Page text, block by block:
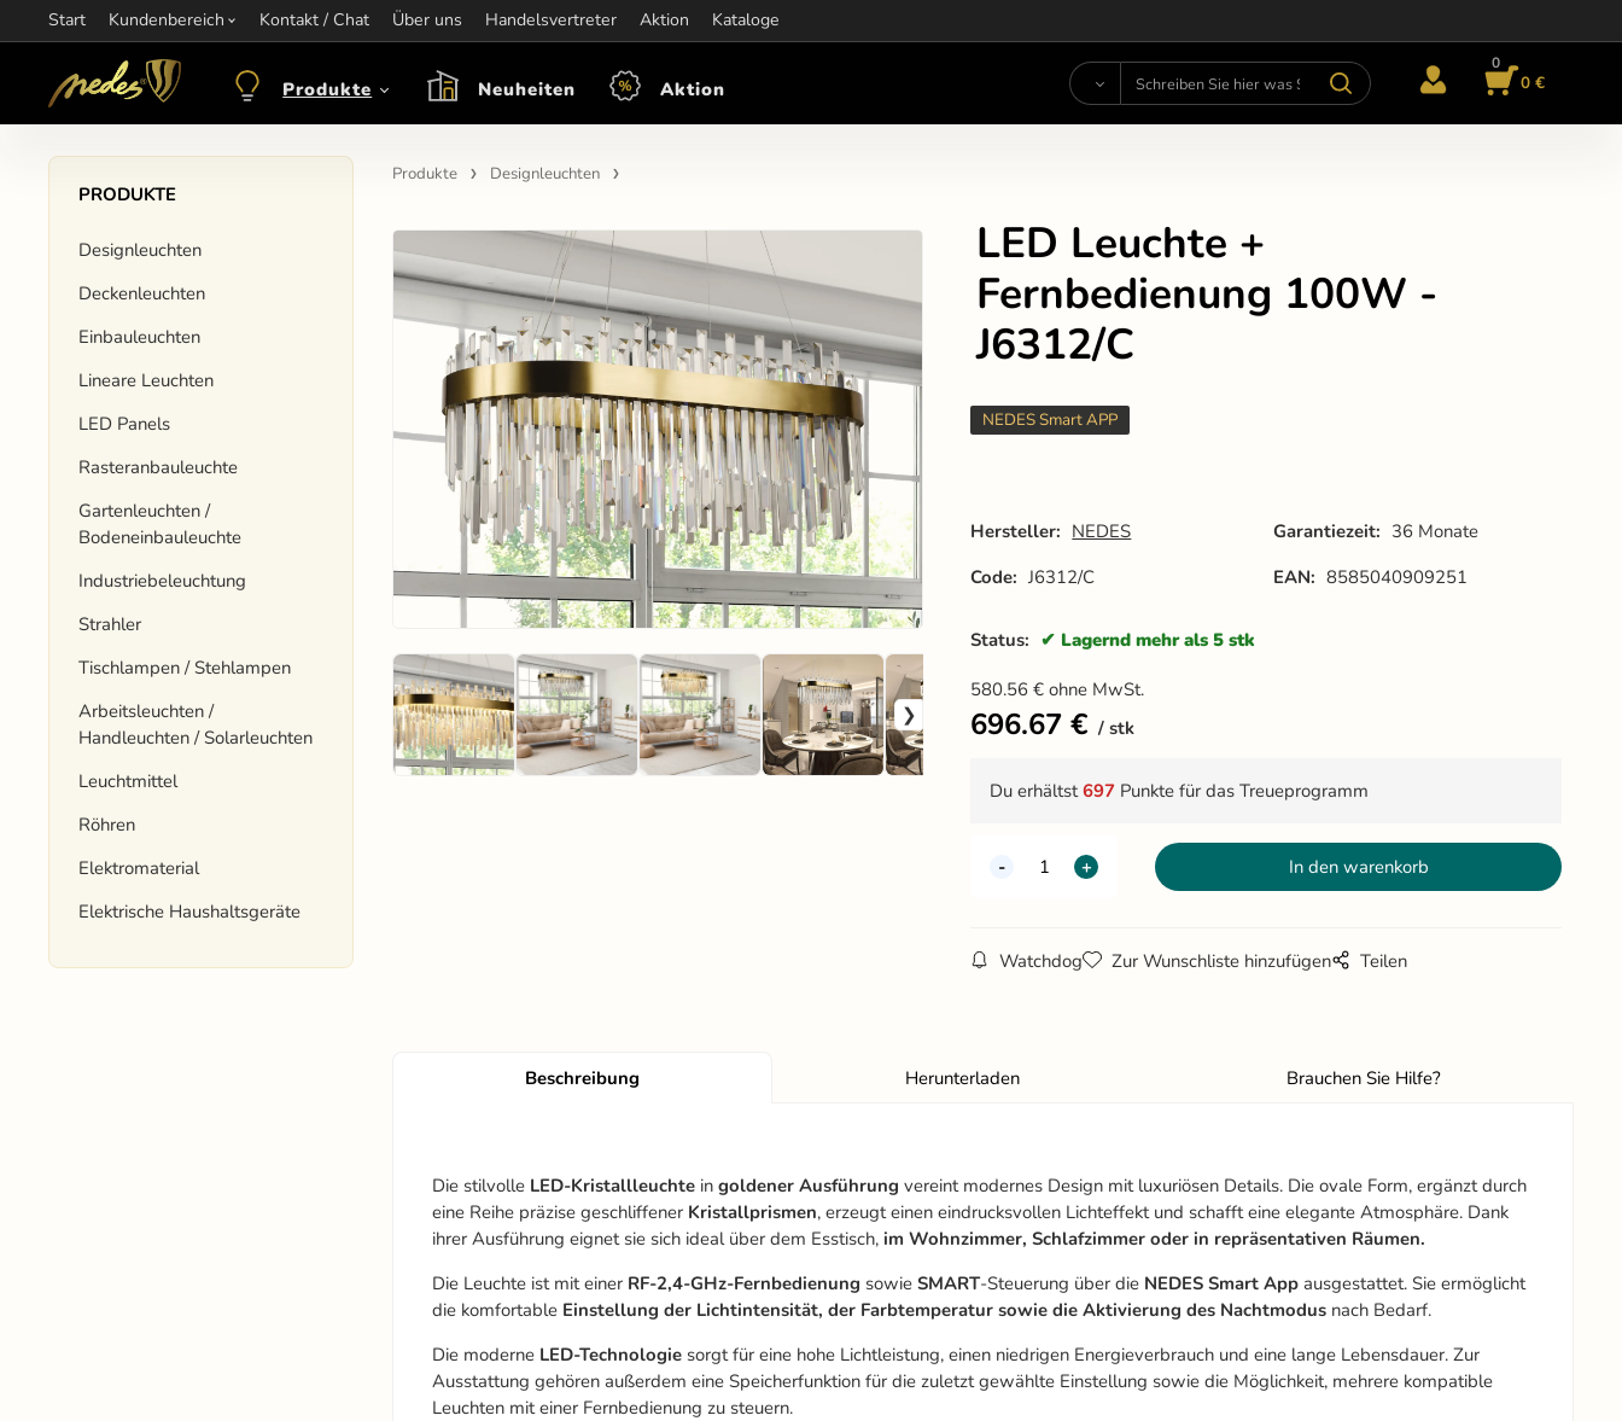
Start Kundenbereich Kontakt / Chat Über uns Handelsvertreter Aktion Kataloge
Information:nagel@nedes.sk Kontakt: 00436606304010 Öffnungszeiten:Mon-Fre: 7:30 - 15:30
Produkte Neuheiten Aktion
0
0 €
PRODUKTE
Designleuchten
Deckenleuchten
Einbauleuchten
Lineare Leuchten
LED Panels
Rasteranbauleuchte
Gartenleuchten /
Bodeneinbauleuchte
Industriebeleuchtung
Strahler
Tischlampen / Stehlampen
Arbeitsleuchten /
Handleuchten / Solarleuchten
Leuchtmittel
Röhren
Elektromaterial
Elektrische Haushaltsgeräte
Produkte Designleuchten
LED Leuchte +
Fernbedienung 100W -
J6312/C
NEDES Smart APP
Hersteller: NEDES Garantiezeit: 36 Monate
Code: J6312/C EAN: 8585040909251
Status: Lagernd mehr als 5 stk
580.56 €ohne MwSt.
696.67 € stk
Du erhältst697 Punkte für das Treueprogramm
Watchdog Zur Wunschliste hinzufügen Teilen
Beschreibung Herunterladen Brauchen Sie Hilfe?
Die stilvolle LED-Kristallleuchtein goldener Ausführung vereint modernes Design mit luxuriösen Details. Die ovale Form, ergänzt durch
eine Reihe präzise geschliffener Kristallprismen, erzeugt einen eindrucksvollen Lichteffekt und schafft eine elegante Atmosphäre. Dank
ihrer Ausführung eignet sie sich ideal über dem Esstisch, im Wohnzimmer, Schlafzimmer oder in repräsentativen Räumen.
Die Leuchte ist mit einer RF-2,4-GHz-Fernbedienung sowie SMART-Steuerung über die NEDES Smart Appausgestattet. Sie ermöglicht
die komfortable Einstellung der Lichtintensität, der Farbtemperatur sowie die Aktivierung des Nachtmodusnach Bedarf.
Die moderne LED-Technologiesorgt für eine hohe Lichtleistung, einen niedrigen Energieverbrauch und eine lange Lebensdauer. Zur
Ausstattung gehören außerdem eine Speicherfunktion für die zuletzt gewählte Einstellung sowie die Möglichkeit, mehrere kompatible
Leuchten mit einer Fernbedienung zu steuern.